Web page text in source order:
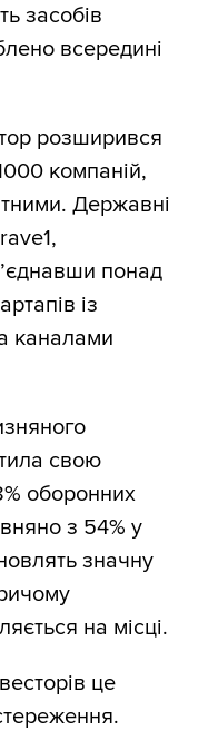
засобів
всередині
розширився
компаній,
Державні
понад
із
каналами
свою
оборонних
з 54% у
значну
на місці.
це